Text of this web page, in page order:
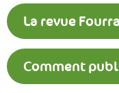
La revue
Comment